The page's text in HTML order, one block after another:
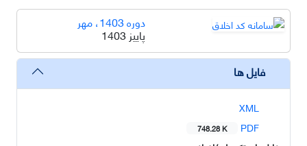
دوره 1403، مهر
پاییز 1403
فایل ها
XML
PDF
748.28 K